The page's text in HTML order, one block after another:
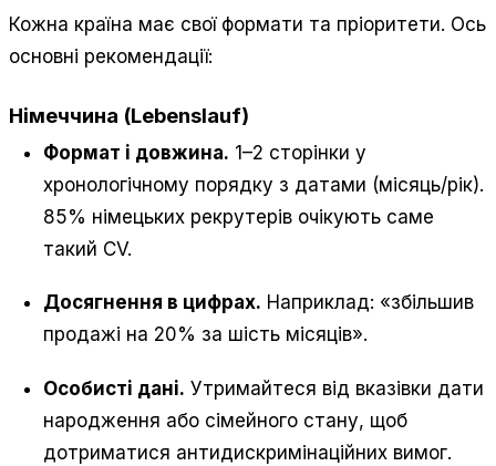
Кожна країна має свої формати та пріоритети. Ось
основні рекомендації:
Німеччина (Lebenslauf)
Формат і довжина. 1–2 сторінки у
хронологічному порядку з датами (місяць/рік).
85% німецьких рекрутерів очікують саме
такий CV.
Досягнення в цифрах. Наприклад: «збільшив
продажі на 20% за шість місяців».
Особисті дані. Утримайтеся від вказівки дати
народження або сімейного стану, щоб
дотриматися антидискримінаційних вимог.